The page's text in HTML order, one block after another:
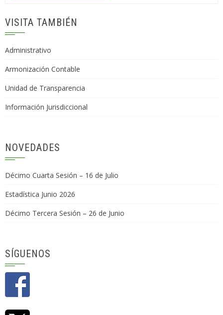
VISITA TAMBIÉN
Administrativo
Armonización Contable
Unidad de Transparencia
Información Jurisdiccional
NOVEDADES
Décimo Cuarta Sesión – 16 de Julio
Estadística Junio 2026
Décimo Tercera Sesión – 26 de Junio
SÍGUENOS